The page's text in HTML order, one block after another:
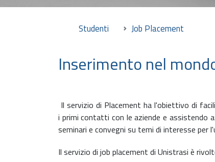
Studenti Job Placement
Inserimento nel
Il servizio di Placement ha l'obiettivo di
i primi contatti con le aziende e assistendo
seminari e convegni su temi di interesse per
Il servizio di job placement di Unistrasi è